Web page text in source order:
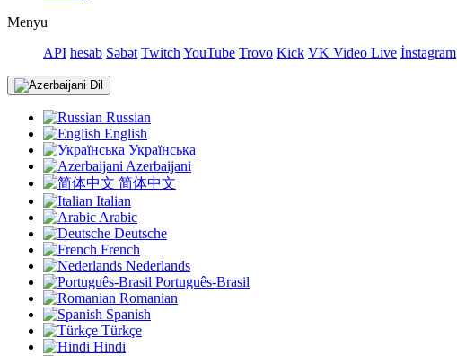
Menyu
API hesab Səbət Twitch YouTube Trovo Kick VK Video Live İnstagram
Dil
Russian
English
Українська
Azerbaijani
简体中文
Italian
Arabic
Deutsche
French
Nederlands
Português-Brasil
Romanian
Spanish
Türkçe
Hindi